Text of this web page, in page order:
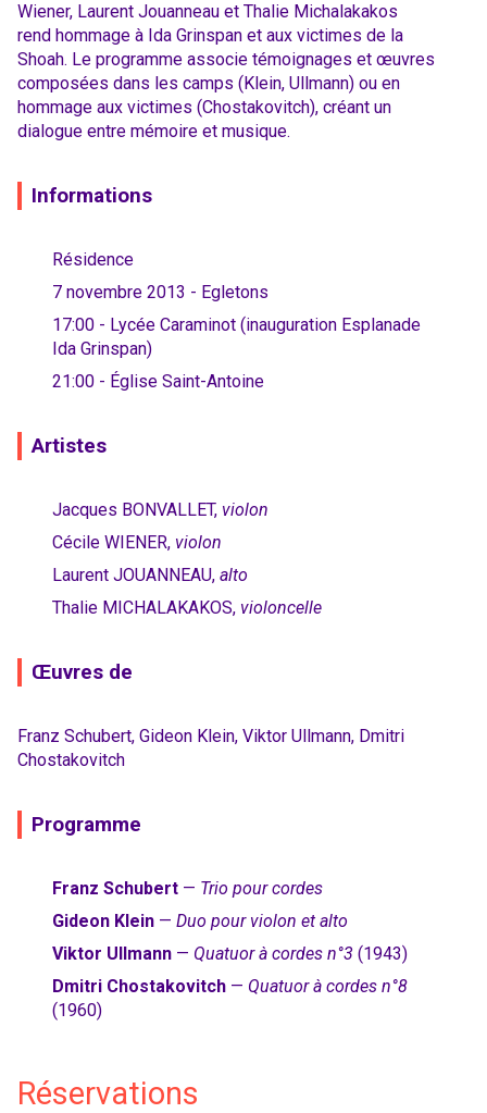
Wiener, Laurent Jouanneau et Thalie Michalakakos
rend hommage à Ida Grinspan et aux victimes de la
Shoah. Le programme associe témoignages et œuvres
composées dans les camps (Klein, Ullmann) ou en
hommage aux victimes (Chostakovitch), créant un
dialogue entre mémoire et musique.
Informations
Résidence
7 novembre 2013 - Egletons
17:00 - Lycée Caraminot (inauguration Esplanade
Ida Grinspan)
21:00 - Église Saint-Antoine
Artistes
Jacques BONVALLET, violon
Cécile WIENER, violon
Laurent JOUANNEAU, alto
Thalie MICHALAKAKOS, violoncelle
Œuvres de
Franz Schubert, Gideon Klein, Viktor Ullmann, Dmitri
Chostakovitch
Programme
Franz Schubert — Trio pour cordes
Gideon Klein — Duo pour violon et alto
Viktor Ullmann — Quatuor à cordes n°3 (1943)
Dmitri Chostakovitch — Quatuor à cordes n°8
(1960)
Réservations